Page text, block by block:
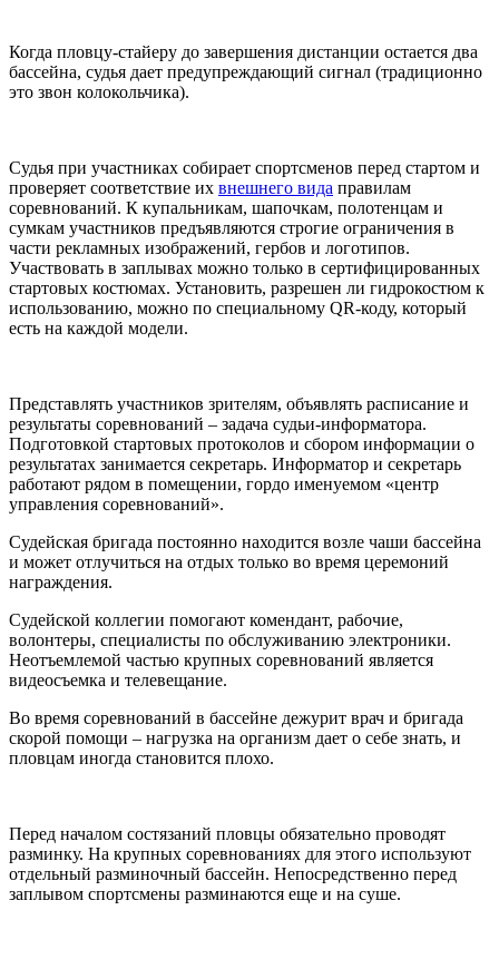
Когда пловцу-стайеру до завершения дистанции остается два
бассейна, судья дает предупреждающий сигнал (традиционно
это звон колокольчика).
Судья при участниках собирает спортсменов перед стартом и
проверяет соответствие их внешнего вида правилам
соревнований. К купальникам, шапочкам, полотенцам и
сумкам участников предъявляются строгие ограничения в
части рекламных изображений, гербов и логотипов.
Участвовать в заплывах можно только в сертифицированных
стартовых костюмах. Установить, разрешен ли гидрокостюм к
использованию, можно по специальному QR-коду, который
есть на каждой модели.
Представлять участников зрителям, объявлять расписание и
результаты соревнований – задача судьи-информатора.
Подготовкой стартовых протоколов и сбором информации о
результатах занимается секретарь. Информатор и секретарь
работают рядом в помещении, гордо именуемом «центр
управления соревнований».
Судейская бригада постоянно находится возле чаши бассейна
и может отлучиться на отдых только во время церемоний
награждения.
Судейской коллегии помогают комендант, рабочие,
волонтеры, специалисты по обслуживанию электроники.
Неотъемлемой частью крупных соревнований является
видеосъемка и телевещание.
Во время соревнований в бассейне дежурит врач и бригада
скорой помощи – нагрузка на организм дает о себе знать, и
пловцам иногда становится плохо.
Перед началом состязаний пловцы обязательно проводят
разминку. На крупных соревнованиях для этого используют
отдельный разминочный бассейн. Непосредственно перед
заплывом спортсмены разминаются еще и на суше.